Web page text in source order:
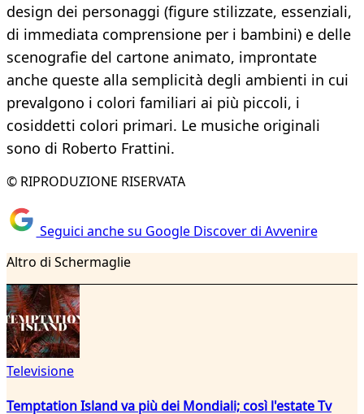
design dei personaggi (figure stilizzate, essenziali,
di immediata comprensione per i bambini) e delle
scenografie del cartone animato, improntate
anche queste alla semplicità degli ambienti in cui
prevalgono i colori familiari ai più piccoli, i
cosiddetti colori primari. Le musiche originali
sono di Roberto Frattini.
© RIPRODUZIONE RISERVATA
Seguici anche su Google Discover di Avvenire
Altro di Schermaglie
Televisione
Temptation Island va più dei Mondiali; così l'estate Tv